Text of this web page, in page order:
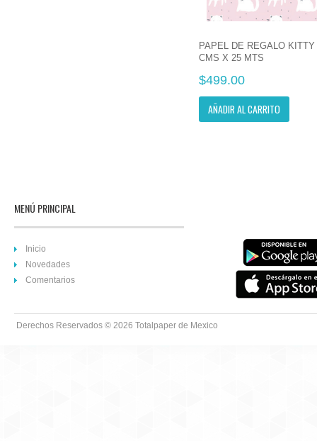
PAPEL DE REGALO
CMS X 25 MTS
$499.00
AÑADIR AL CARRITO
MENÚ PRINCIPAL
Inicio
Novedades
Comentarios
Derechos Reservados © 2026 Totalpaper de Mexico